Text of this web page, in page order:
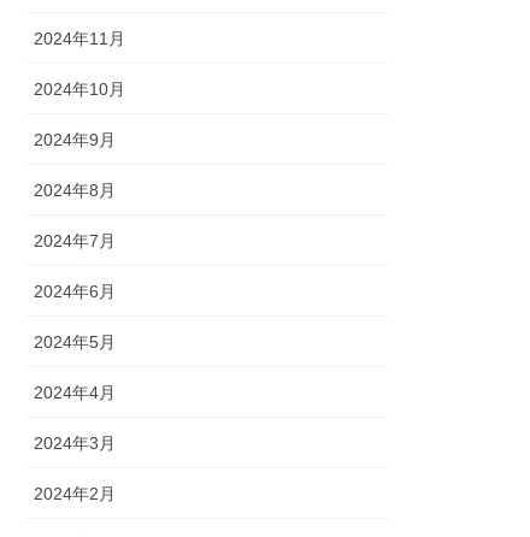
2024年11月
2024年10月
2024年9月
2024年8月
2024年7月
2024年6月
2024年5月
2024年4月
2024年3月
2024年2月